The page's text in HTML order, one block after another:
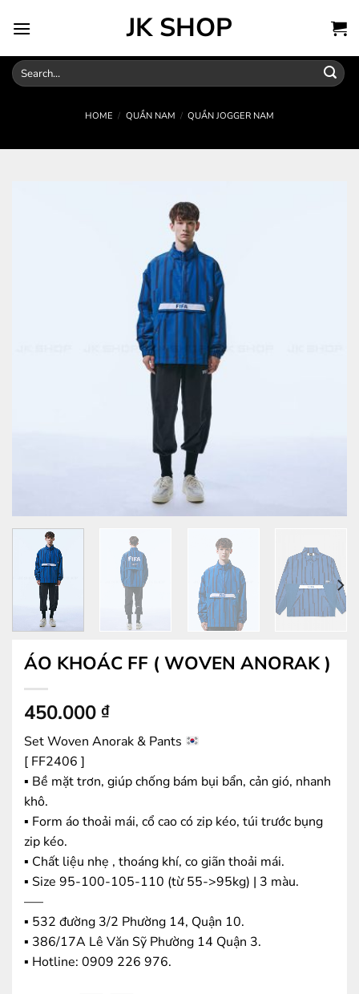
JK SHOP
Search
for:
HOME / QUẦN NAM / QUẦN JOGGER NAM
ÁO KHOÁC FF ( WOVEN ANORAK )
450.000 ₫
Set Woven Anorak & Pants
[ FF2406 ]
▪️ Bề mặt trơn, giúp chống bám bụi bẩn, cản gió, nhanh
khô.
▪️ Form áo thoải mái, cổ cao có zip kéo, túi trước bụng
zip kéo.
▪️ Chất liệu nhẹ , thoáng khí, co giãn thoải mái.
▪️ Size 95-100-105-110 (từ 55->95kg) | 3 màu.
—–
▪️ 532 đường 3/2 Phường 14, Quận 10.
▪️ 386/17A Lê Văn Sỹ Phường 14 Quận 3.
▪️ Hotline: ‭0909 226 976.